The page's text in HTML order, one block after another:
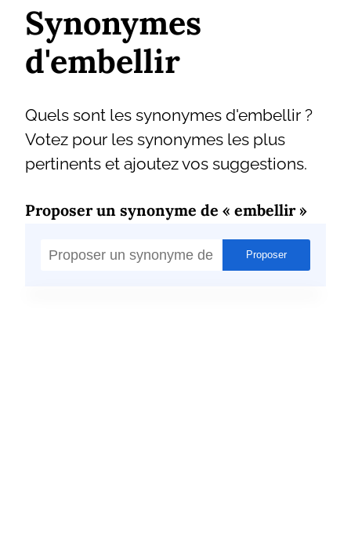
Synonymes
d'embellir
Quels sont les synonymes d'embellir ?
Votez pour les synonymes les plus
pertinents et ajoutez vos suggestions.
Proposer un synonyme de « embellir »